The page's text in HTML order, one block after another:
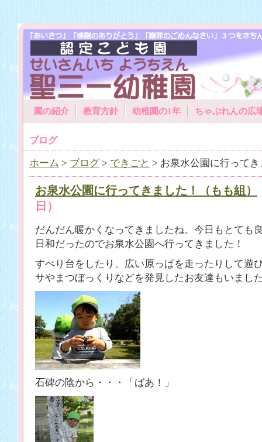
園の紹介 教育方針 幼稚園の1年 ちゃぷれんの広
ブログ
ホーム > ブログ> できごと > お泉水公園に行って
お泉水公園に行ってきました！（もも組）
日）
だんだん暖かくなってきましたね。今日もとても
日和だったのでお泉水公園へ行ってきました！
すべり台をしたり、広い原っぱを走ったりして遊
サやまつぼっくりなどを発見したお友達もいまし
石碑の陰から・・・「ばあ！」